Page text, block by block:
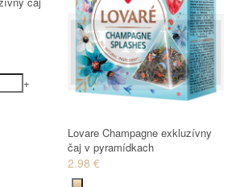
+
Lovare Champagne exkluzívny
čaj v pyramídkach
2.98 €